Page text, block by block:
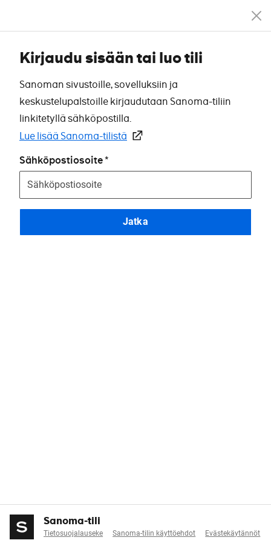
Kirjaudu sisään tai luo tili
Sanoman sivustoille, sovelluksiin ja
keskustelupalstoille kirjaudutaan Sanoma-tiliin
linkitetyllä sähköpostilla.
Lue lisää Sanoma-tilistä
Sähköpostiosoite
Jatka
Sanoma-tili
Tietosuojalauseke Sanoma-tilin käyttöehdot Evästekäytännöt